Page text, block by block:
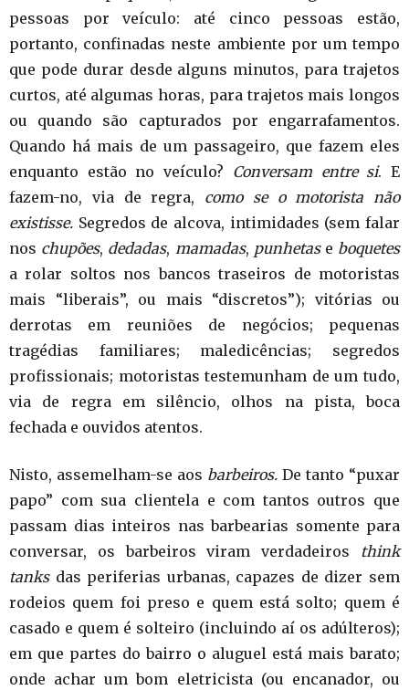
pessoas por veículo: até cinco pessoas estão,
portanto, confinadas neste ambiente por um tempo
que pode durar desde alguns minutos, para trajetos
curtos, até algumas horas, para trajetos mais longos
ou quando são capturados por engarrafamentos.
Quando há mais de um passageiro, que fazem eles
enquanto estão no veículo? Conversam entre si. E
fazem-no, via de regra, como se o motorista não
existisse. Segredos de alcova, intimidades (sem falar
nos chupões, dedadas, mamadas, punhetase boquetes
a rolar soltos nos bancos traseiros de motoristas
mais “liberais”, ou mais “discretos”); vitórias ou
derrotas em reuniões de negócios; pequenas
tragédias familiares; maledicências; segredos
profissionais; motoristas testemunham de um tudo,
via de regra em silêncio, olhos na pista, boca
fechada e ouvidos atentos.
Nisto, assemelham-se aos barbeiros. De tanto “puxar
papo” com sua clientela e com tantos outros que
passam dias inteiros nas barbearias somente para
conversar, os barbeiros viram verdadeiros think
tanksdas periferias urbanas, capazes de dizer sem
rodeios quem foi preso e quem está solto; quem é
casado e quem é solteiro (incluindo aí os adúlteros);
em que partes do bairro o aluguel está mais barato;
onde achar um bom eletricista (ou encanador, ou